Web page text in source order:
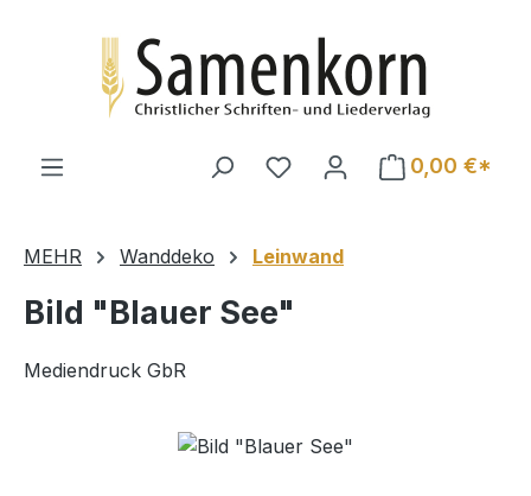
0,00 €*
MEHR Wanddeko Leinwand
Bild "Blauer See"
Mediendruck GbR
Bildergalerie überspringen